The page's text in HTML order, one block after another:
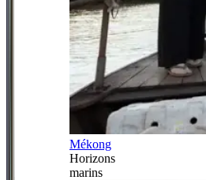
Mékong
Horizons
marins